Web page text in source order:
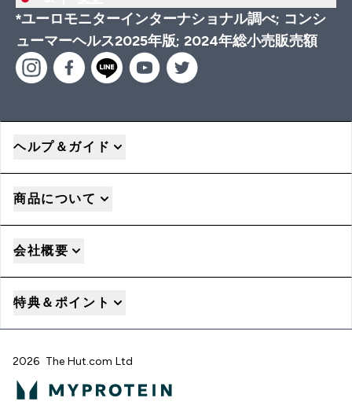
*ユーロモニターインターナショナル調べ; コンシ
ューマーヘルス2025年版; 2024年総小売販売額
ヘルプ＆ガイド
商品について
会社概要
特典＆ポイント
2026 The Hut.com Ltd